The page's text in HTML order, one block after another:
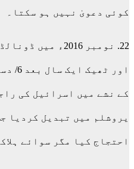
کوئی دعویٰ نہیں ہو سکتا۔
22. نومبر 2016ء
کے نشے میں اسرائیل کی
یروشلم میں تبدیل کردیا
احتجاج کیا مگر سوائے